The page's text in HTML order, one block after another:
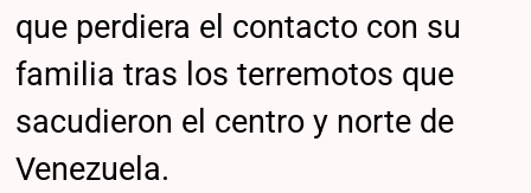
que perdiera el contacto con su
familia tras los terremotos que
sacudieron el centro y norte de
Venezuela.